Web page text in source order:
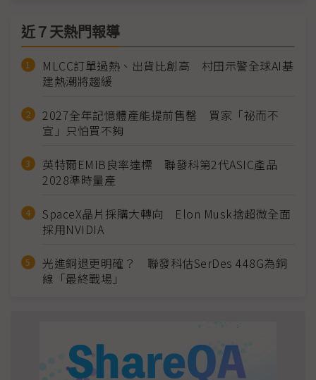
近７天熱門報導
MLCC訂單過熱、出貨比創高 村田示警全球AI基
建熱潮將趨緩
2027全年記憶體產能提前售罄 買家「祕而不
宣」只怕買不夠
英特爾EMIB良率達標 聯發科第2代ASIC產品
2028準時量產
SpaceX晶片採購大轉向 Elon Musk捨超微全面
採用NVIDIA
光進銅退更明確？ 聯發科估SerDes 448G為銅
線「最終戰場」